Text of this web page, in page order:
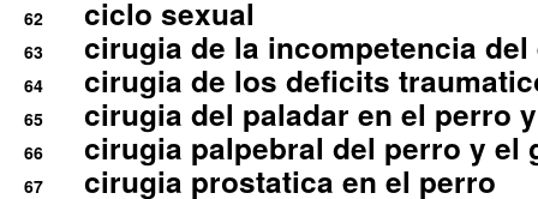
62 ciclo sexual
63 cirugia de la incompetencia
64 cirugia de los deficits
65 cirugia del paladar en el perro
66 cirugia palpebral del perro y el
67 cirugia prostatica en el perro